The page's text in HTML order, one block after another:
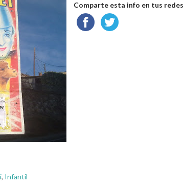
Comparte esta info en tus
, Infantil